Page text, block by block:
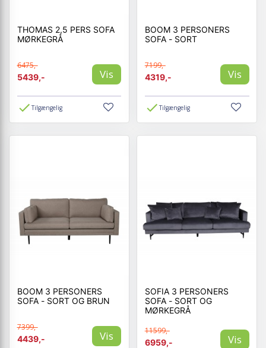
THOMAS 2,5 PERS SOFA
MØRKEGRÅ
6475,-
5439,-
Vis
Tilgængelig
BOOM 3 PERSONERS
SOFA - SORT
7199,-
4319,-
Vis
Tilgængelig
BOOM 3 PERSONERS
SOFA - SORT OG BRUN
7399,-
4439,-
Vis
SOFIA 3 PERSONERS
SOFA - SORT OG
MØRKEGRÅ
11599,-
6959,-
Vis